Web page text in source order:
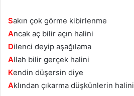
Sakın çok görme kibirlenme
Ancak aç bilir açın halini
Dilenci deyip aşağılama
Allah bilir gerçek halini
Kendin düşersin diye
Aklından çıkarma düşkünlerin halini